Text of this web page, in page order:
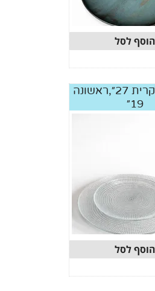
הוסף לסל
סט ג׳יין עקרית 27״,ראשונה
19״
הוסף לסל